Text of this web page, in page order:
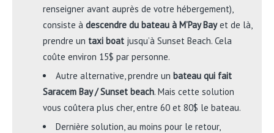
renseigner avant auprès de votre hébergement),
consiste à descendre du bateau à M’Pay Bayet de là,
prendre un taxi boat jusqu’à Sunset Beach. Cela
coûte environ 15$ par personne.
Autre alternative, prendre un bateau qui fait
Saracem Bay / Sunset beach. Mais cette solution
vous coûtera plus cher, entre 60 et 80$ le bateau.
Dernière solution, au moins pour le retour,